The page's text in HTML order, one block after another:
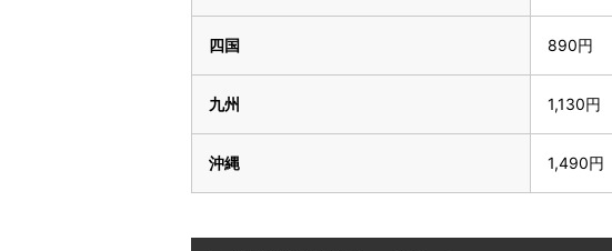
四国 890円
九州 1,130円
沖縄 1,490円